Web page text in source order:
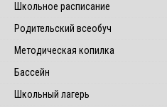
Школьное расписание
Родительский всеобуч
Методическая копилка
Бассейн
Школьный лагерь